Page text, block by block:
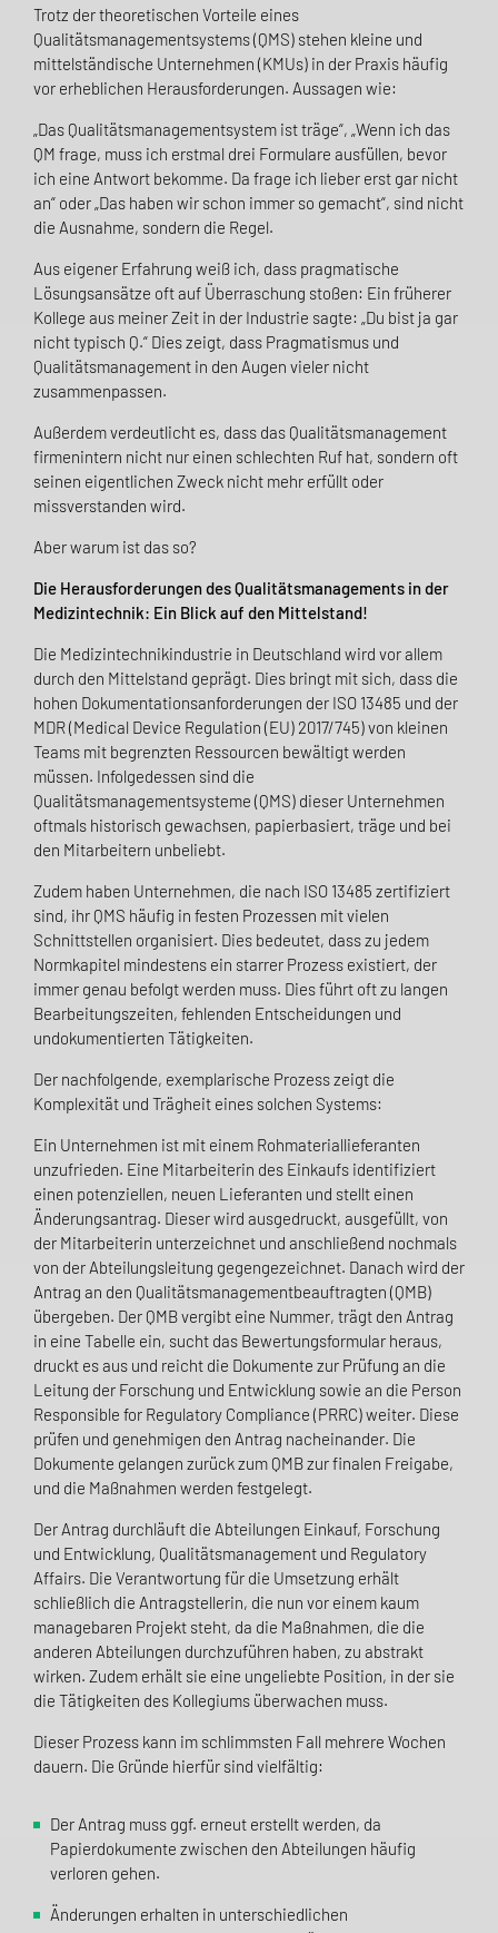
Trotz der theoretischen Vorteile eines
Qualitätsmanagementsystems (QMS) stehen kleine und
mittelständische Unternehmen (KMUs) in der Praxis häufig
vor erheblichen Herausforderungen. Aussagen wie:
„Das Qualitätsmanagementsystem ist träge“, „Wenn ich das
QM frage, muss ich erstmal drei Formulare ausfüllen, bevor
ich eine Antwort bekomme. Da frage ich lieber erst gar nicht
an“ oder „Das haben wir schon immer so gemacht“, sind nicht
die Ausnahme, sondern die Regel.
Aus eigener Erfahrung weiß ich, dass pragmatische
Lösungsansätze oft auf Überraschung stoßen: Ein früherer
Kollege aus meiner Zeit in der Industrie sagte: „Du bist ja gar
nicht typisch Q.“ Dies zeigt, dass Pragmatismus und
Qualitätsmanagement in den Augen vieler nicht
zusammenpassen.
Außerdem verdeutlicht es, dass das Qualitätsmanagement
firmenintern nicht nur einen schlechten Ruf hat, sondern oft
seinen eigentlichen Zweck nicht mehr erfüllt oder
missverstanden wird.
Aber warum ist das so?
Die Herausforderungen des Qualitätsmanagements in der
Medizintechnik: Ein Blick auf den Mittelstand!
Die Medizintechnikindustrie in Deutschland wird vor allem
durch den Mittelstand geprägt. Dies bringt mit sich, dass die
hohen Dokumentationsanforderungen der ISO 13485 und der
MDR (Medical Device Regulation (EU) 2017/745) von kleinen
Teams mit begrenzten Ressourcen bewältigt werden
müssen. Infolgedessen sind die
Qualitätsmanagementsysteme (QMS) dieser Unternehmen
oftmals historisch gewachsen, papierbasiert, träge und bei
den Mitarbeitern unbeliebt.
Zudem haben Unternehmen, die nach ISO 13485 zertifiziert
sind, ihr QMS häufig in festen Prozessen mit vielen
Schnittstellen organisiert. Dies bedeutet, dass zu jedem
Normkapitel mindestens ein starrer Prozess existiert, der
immer genau befolgt werden muss. Dies führt oft zu langen
Bearbeitungszeiten, fehlenden Entscheidungen und
undokumentierten Tätigkeiten.
Der nachfolgende, exemplarische Prozess zeigt die
Komplexität und Trägheit eines solchen Systems:
Ein Unternehmen ist mit einem Rohmateriallieferanten
unzufrieden. Eine Mitarbeiterin des Einkaufs identifiziert
einen potenziellen, neuen Lieferanten und stellt einen
Änderungsantrag. Dieser wird ausgedruckt, ausgefüllt, von
der Mitarbeiterin unterzeichnet und anschließend nochmals
von der Abteilungsleitung gegengezeichnet. Danach wird der
Antrag an den Qualitätsmanagementbeauftragten (QMB)
übergeben. Der QMB vergibt eine Nummer, trägt den Antrag
in eine Tabelle ein, sucht das Bewertungsformular heraus,
druckt es aus und reicht die Dokumente zur Prüfung an die
Leitung der Forschung und Entwicklung sowie an die Person
Responsible for Regulatory Compliance (PRRC) weiter. Diese
prüfen und genehmigen den Antrag nacheinander. Die
Dokumente gelangen zurück zum QMB zur finalen Freigabe,
und die Maßnahmen werden festgelegt.
Der Antrag durchläuft die Abteilungen Einkauf, Forschung
und Entwicklung, Qualitätsmanagement und Regulatory
Affairs. Die Verantwortung für die Umsetzung erhält
schließlich die Antragstellerin, die nun vor einem kaum
managebaren Projekt steht, da die Maßnahmen, die die
anderen Abteilungen durchzuführen haben, zu abstrakt
wirken. Zudem erhält sie eine ungeliebte Position, in der sie
die Tätigkeiten des Kollegiums überwachen muss.
Dieser Prozess kann im schlimmsten Fall mehrere Wochen
dauern. Die Gründe hierfür sind vielfältig:
Der Antrag muss ggf. erneut erstellt werden, da
Papierdokumente zwischen den Abteilungen häufig
verloren gehen.
Änderungen erhalten in unterschiedlichen